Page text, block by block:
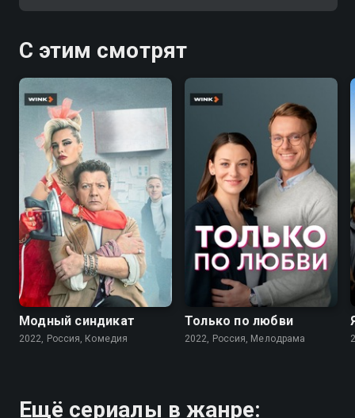
С этим смотрят
7.6
Модный синдикат
2022, Россия, Комедия
Только по любви
2022, Россия, Мелодрама
Ещё сериалы в жанре: